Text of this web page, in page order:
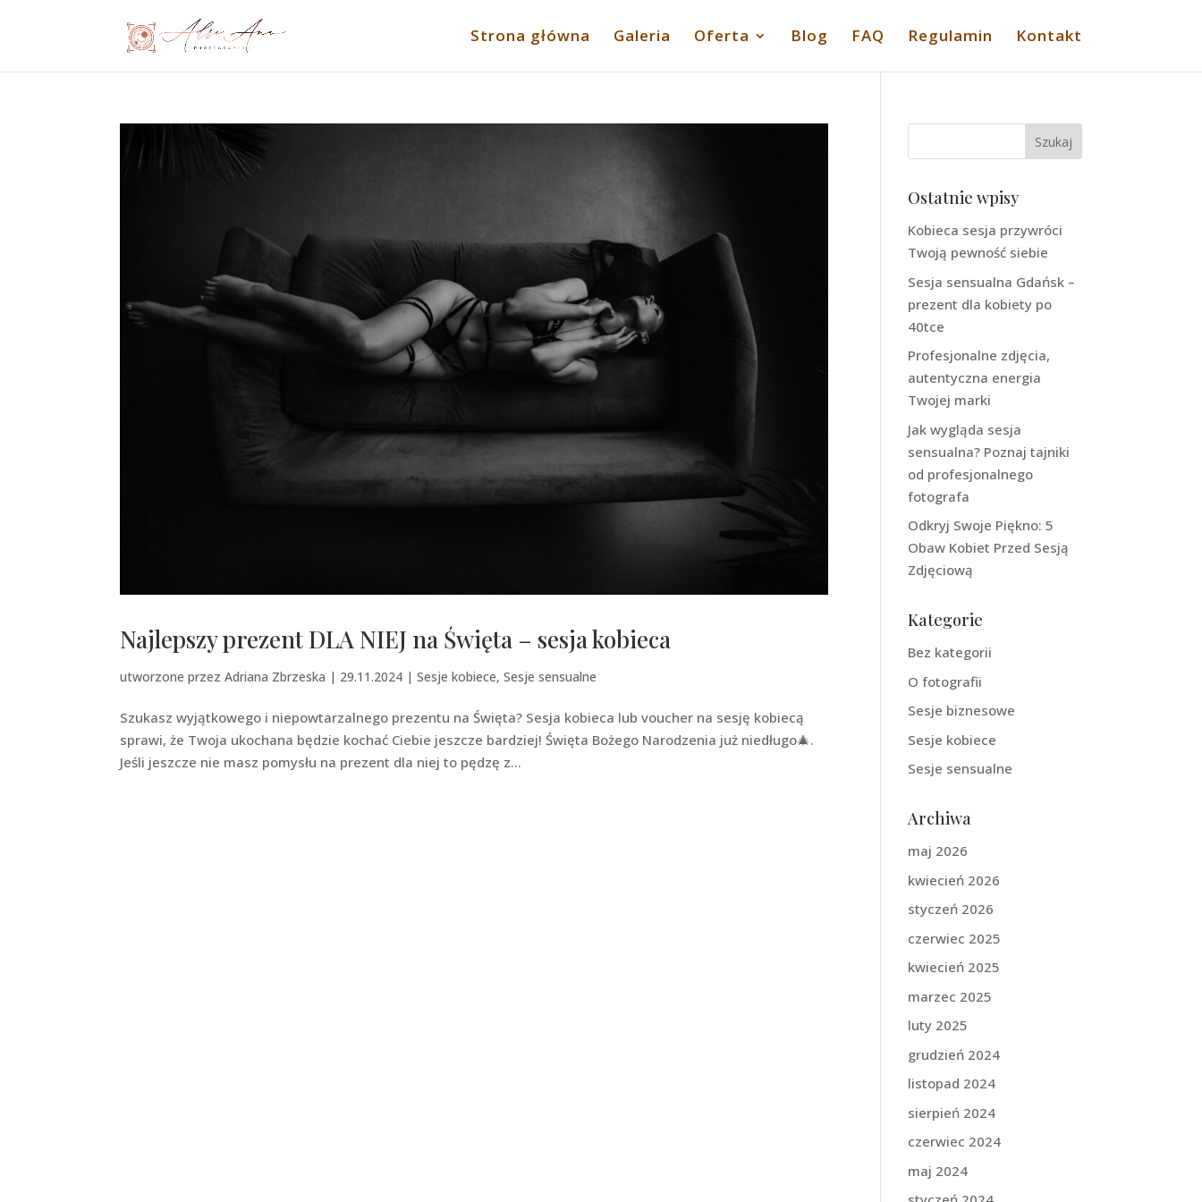
Strona główna Galeria Oferta Blog FAQ Regulamin Kontakt
Najlepszy prezent DLA NIEJ na Święta – sesja kobieca
utworzone przezAdriana Zbrzeska | 29.11.2024 |Sesje kobiece,Sesje sensualne
Szukasz wyjątkowego i niepowtarzalnego prezentu na Święta? Sesja kobieca lub voucher na sesję kobiecą
sprawi, że Twoja ukochana będzie kochać Ciebie jeszcze bardziej! Święta Bożego Narodzenia już niedługo🎄.
Jeśli jeszcze nie masz pomysłu na prezent dla niej to pędzę z...
Ostatnie wpisy
Kobieca sesja przywróci
Twoją pewność siebie
Sesja sensualna Gdańsk –
prezent dla kobiety po
40tce
Profesjonalne zdjęcia,
autentyczna energia
Twojej marki
Jak wygląda sesja
sensualna? Poznaj tajniki
od profesjonalnego
fotografa
Odkryj Swoje Piękno: 5
Obaw Kobiet Przed Sesją
Zdjęciową
Kategorie
Bez kategorii
O fotografii
Sesje biznesowe
Sesje kobiece
Sesje sensualne
Archiwa
maj 2026
kwiecień 2026
styczeń 2026
czerwiec 2025
kwiecień 2025
marzec 2025
luty 2025
grudzień 2024
listopad 2024
sierpień 2024
czerwiec 2024
maj 2024